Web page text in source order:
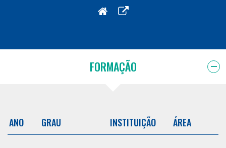
FORMAÇÃO
ANO GRAU INSTITUIÇÃO ÁREA